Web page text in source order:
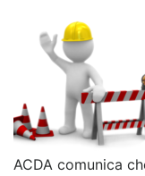
ACDA comunica